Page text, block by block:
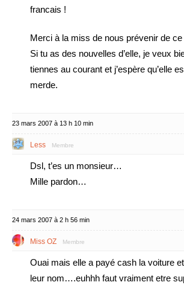
francais !
Merci à la miss de nous prévenir de
Si tu as des nouvelles d’elle, je veux
tiennes au courant et j’espère qu’elle
merde.
23 mars 2007 à 13 h 10 min
Less Membre
Dsl, t’es un monsieur…
Mille pardon…
24 mars 2007 à 2 h 56 min
Miss OZ Membre
Ouai mais elle a payé cash la voiture
leur nom….euhhh faut vraiment etre